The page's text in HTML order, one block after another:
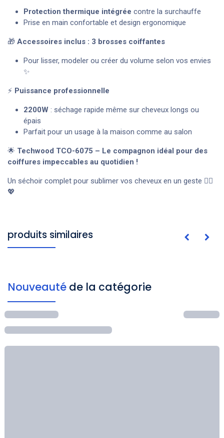
Protection thermique intégrée contre la surchauffe
Prise en main confortable et design ergonomique
🎁 Accessoires inclus : 3 brosses coiffantes
Pour lisser, modeler ou créer du volume selon vos envies
✨
⚡ Puissance professionnelle
2200W : séchage rapide même sur cheveux longs ou
épais
Parfait pour un usage à la maison comme au salon
🌟 Techwood TCO-6075 – Le compagnon idéal pour des
coiffures impeccables au quotidien !
Un séchoir complet pour sublimer vos cheveux en un geste 💇‍♀️
💖
produits similaires
Nouveauté de la catégorie